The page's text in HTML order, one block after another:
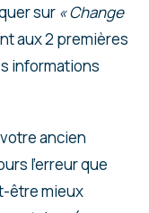
sur « Change
aux 2 premières
informations
ancien
l’erreur que
être mieux